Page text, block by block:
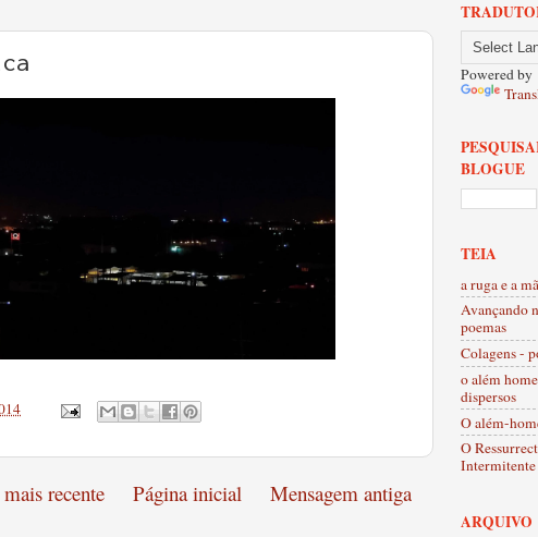
recente Mensagem antiga
Página inicial
Powered by
BLOGUE
TEIA
a ruga e a
Avançando
poemas
Colagens -
o além
dispersos
O além-
O
Intermitente
ARQUIVO